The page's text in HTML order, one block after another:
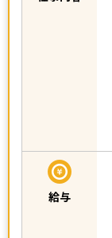
給与